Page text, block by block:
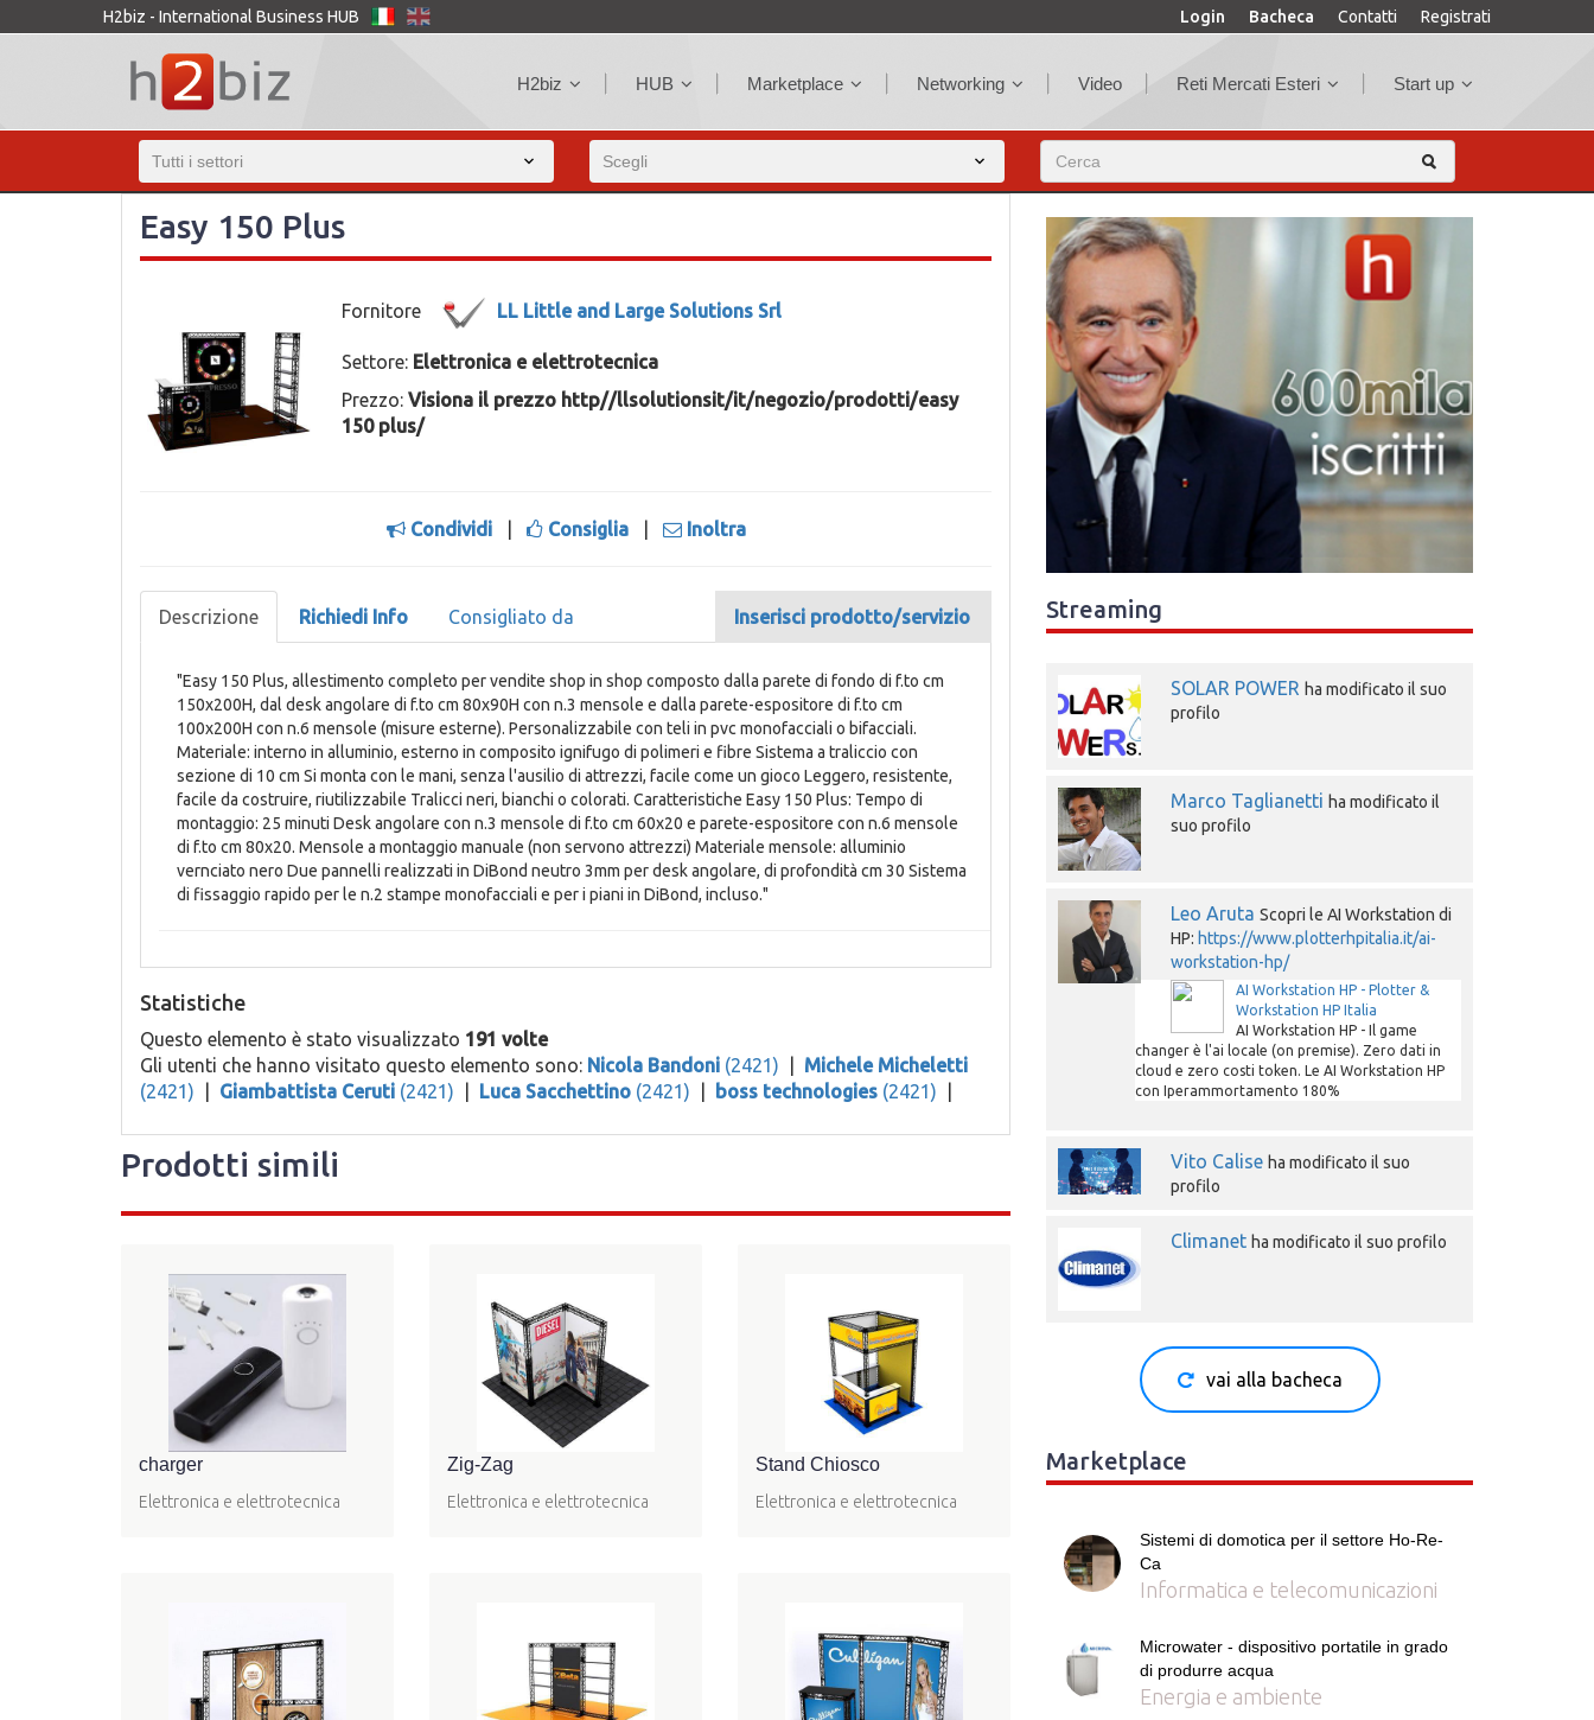
H2biz - International Business HUB Login Bacheca Contatti Registrati
H2biz HUB Marketplace Networking Video Reti Mercati Esteri Start up
Easy 150 Plus
Fornitore LL Little and Large Solutions Srl
Settore: Elettronica e elettrotecnica
Prezzo: Visiona il prezzo http//llsolutionsit/it/negozio/prodotti/easy
150 plus/
Condividi| Consiglia Inoltra
Descrizione Richiedi Info Consigliato da Inserisci prodotto/servizio
"Easy 150 Plus, allestimento completo per vendite shop in shop composto dalla parete di fondo di f.to cm
150x200H, dal desk angolare di f.to cm 80x90H con n.3 mensole e dalla parete-espositore di f.to cm
100x200H con n.6 mensole (misure esterne). Personalizzabile con teli in pvc monofacciali o bifacciali.
Materiale: interno in alluminio, esterno in composito ignifugo di polimeri e fibre Sistema a traliccio con
sezione di 10 cm Si monta con le mani, senza l'ausilio di attrezzi, facile come un gioco Leggero, resistente,
facile da costruire, riutilizzabile Tralicci neri, bianchi o colorati. Caratteristiche Easy 150 Plus: Tempo di
montaggio: 25 minuti Desk angolare con n.3 mensole di f.to cm 60x20 e parete-espositore con n.6 mensole
di f.to cm 80x20. Mensole a montaggio manuale (non servono attrezzi) Materiale mensole: alluminio
vernciato nero Due pannelli realizzati in DiBond neutro 3mm per desk angolare, di profondità cm 30 Sistema
di fissaggio rapido per le n.2 stampe monofacciali e per i piani in DiBond, incluso."
Statistiche
Questo elemento è stato visualizzato 191 volte
Gli utenti che hanno visitato questo elemento sono: Nicola Bandoni (2421)
Michele Micheletti
(2421)
Giambattista Ceruti (2421) Luca Sacchettino (2421) boss technologies (2421)
Prodotti simili
charger
Elettronica e elettrotecnica
Zig-Zag
Elettronica e elettrotecnica
Stand Chiosco
Elettronica e elettrotecnica
Streaming
SOLAR POWER ha modificato il suo
profilo
Marco Taglianetti ha modificato il
suo profilo
Leo Aruta Scopri le AI Workstation di
HP: https://www.plotterhpitalia.it/ai-
workstation-hp/
AI Workstation HP - Plotter &
Workstation HP Italia
AI Workstation HP - Il game
changer è l'ai locale (on premise). Zero dati in
cloud e zero costi token. Le AI Workstation HP
con Iperammortamento 180%
Vito Calise ha modificato il suo
profilo
Climanet ha modificato il suo profilo
vai alla bacheca
Marketplace
Sistemi di domotica per il settore Ho-Re-
Ca
Informatica e telecomunicazioni
Microwater - dispositivo portatile in grado
di produrre acqua
Energia e ambiente